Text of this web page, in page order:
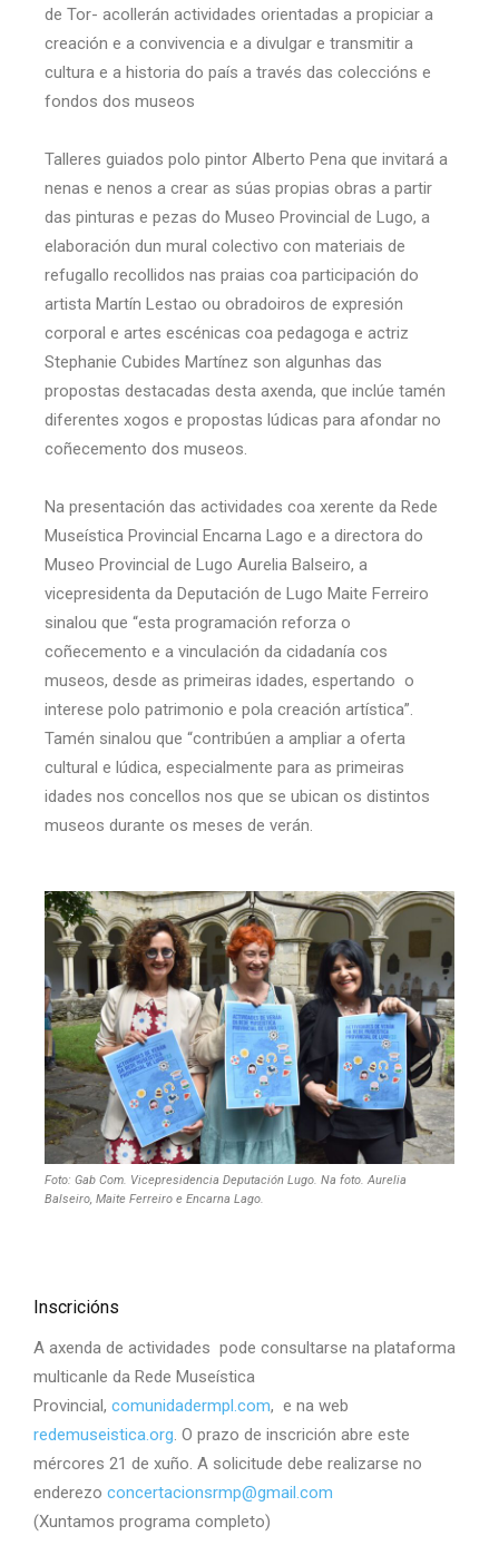
de Tor- acollerán actividades orientadas a propiciar a
creación e a convivencia e a divulgar e transmitir a
cultura e a historia do país a través das coleccións e
fondos dos museos
Talleres guiados polo pintor Alberto Pena que invitará a
nenas e nenos a crear as súas propias obras a partir
das pinturas e pezas do Museo Provincial de Lugo, a
elaboración dun mural colectivo con materiais de
refugallo recollidos nas praias coa participación do
artista Martín Lestao ou obradoiros de expresión
corporal e artes escénicas coa pedagoga e actriz
Stephanie Cubides Martínez son algunhas das
propostas destacadas desta axenda, que inclúe tamén
diferentes xogos e propostas lúdicas para afondar no
coñecemento dos museos.
Na presentación das actividades coa xerente da Rede
Museística Provincial Encarna Lago e a directora do
Museo Provincial de Lugo Aurelia Balseiro, a
vicepresidenta da Deputación de Lugo Maite Ferreiro
sinalou que “esta programación reforza o
coñecemento e a vinculación da cidadanía cos
museos, desde as primeiras idades, espertando o
interese polo patrimonio e pola creación artística”.
Tamén sinalou que “contribúen a ampliar a oferta
cultural e lúdica, especialmente para as primeiras
idades nos concellos nos que se ubican os distintos
museos durante os meses de verán.
Foto: Gab Com. Vicepresidencia Deputación Lugo. Na foto. Aurelia
Balseiro, Maite Ferreiro e Encarna Lago.
Inscricións
A axenda de actividades pode consultarse na plataforma
multicanle da Rede Museística
Provincial, comunidadermpl.com, e na web
redemuseistica.org. O prazo de inscrición abre este
mércores 21 de xuño. A solicitude debe realizarse no
enderezo concertacionsrmp@gmail.com
(Xuntamos programa completo)